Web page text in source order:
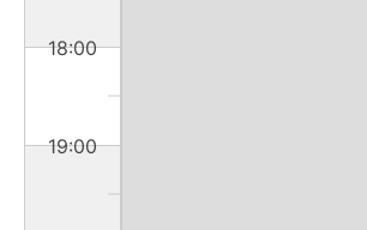
18:00
19:00